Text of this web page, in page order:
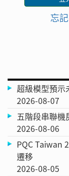
忘
超級模型預示
2026-08-07
五階段串聯
2026-08-06
PQC Taiwan
遷移
2026-08-05